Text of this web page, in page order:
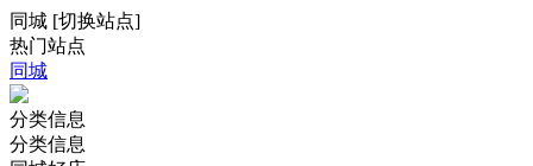
同城 [切换站点]
热门站点
同城
分类信息
分类信息